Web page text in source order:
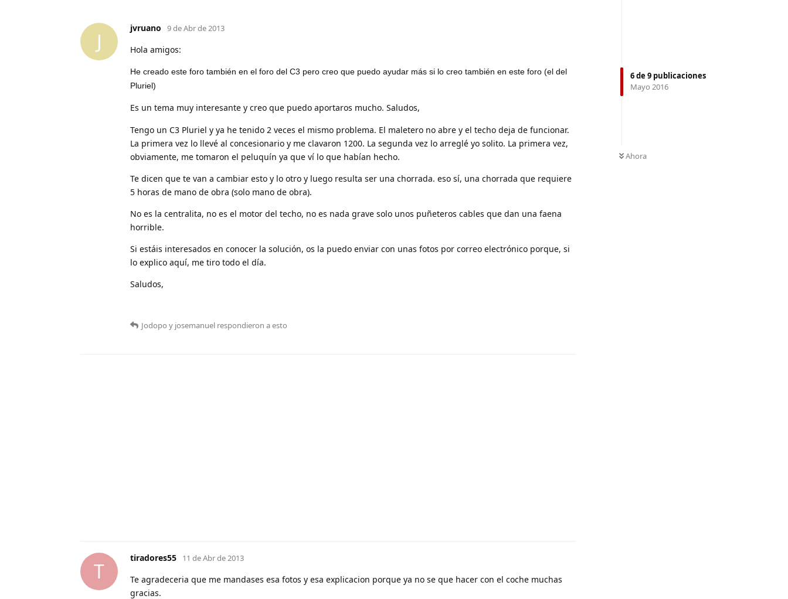
6de 9 publicaciones
Mayo 2016
Ahora
J
jvruano 9 de Abr de 2013
Hola amigos:
He creado este foro también en el foro del C3 pero creo que puedo ayudar más si lo creo también en este foro (el del
Pluriel)
Es un tema muy interesante y creo que puedo aportaros mucho. Saludos,
Tengo un C3 Pluriel y ya he tenido 2 veces el mismo problema. El maletero no abre y el techo deja de funcionar.
La primera vez lo llevé al concesionario y me clavaron 1200. La segunda vez lo arreglé yo solito. La primera vez,
obviamente, me tomaron el peluquín ya que ví lo que habían hecho.
Te dicen que te van a cambiar esto y lo otro y luego resulta ser una chorrada. eso sí, una chorrada que requiere
5 horas de mano de obra (solo mano de obra).
No es la centralita, no es el motor del techo, no es nada grave solo unos puñeteros cables que dan una faena
horrible.
Si estáis interesados en conocer la solución, os la puedo enviar con unas fotos por correo electrónico porque, si
lo explico aquí, me tiro todo el día.
Saludos,
Jodopo y josemanuel respondieron a esto
T
tiradores55 11 de Abr de 2013
Te agradeceria que me mandases esa fotos y esa explicacion porque ya no se que hacer con el coche muchas
gracias.